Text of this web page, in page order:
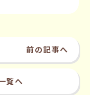
前の記事へ
覧へ